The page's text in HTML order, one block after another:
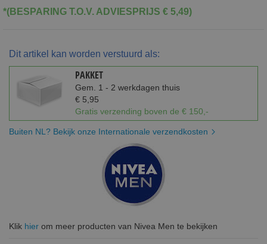
*(BESPARING T.O.V. ADVIESPRIJS € 5,49)
Dit artikel kan worden verstuurd als:
PAKKET
Gem. 1 - 2 werkdagen thuis
€ 5,95
Gratis verzending boven de € 150,-
Buiten NL? Bekijk onze Internationale verzendkosten
Klik hier om meer producten van Nivea Men te bekijken